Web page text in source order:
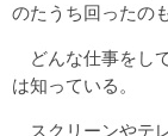
のたうち回ったの
どんな仕事をし
は知っている。
スクリーンやテ